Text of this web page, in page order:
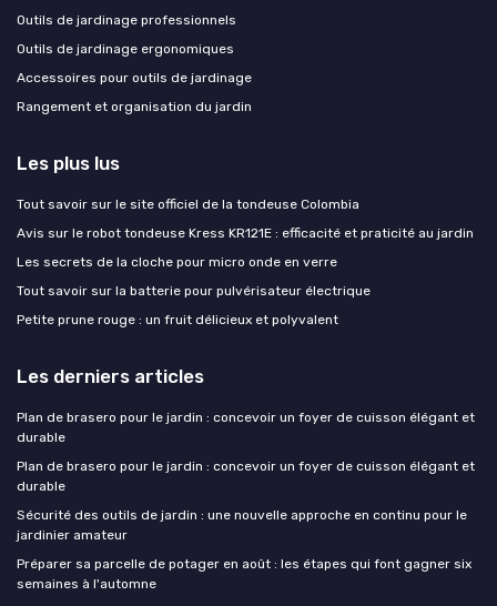
Outils de jardinage professionnels
Outils de jardinage ergonomiques
Accessoires pour outils de jardinage
Rangement et organisation du jardin
Les plus lus
Tout savoir sur le site officiel de la tondeuse Colombia
Avis sur le robot tondeuse Kress KR121E : efficacité et praticité au jardin
Les secrets de la cloche pour micro onde en verre
Tout savoir sur la batterie pour pulvérisateur électrique
Petite prune rouge : un fruit délicieux et polyvalent
Les derniers articles
Plan de brasero pour le jardin : concevoir un foyer de cuisson élégant et
durable
Plan de brasero pour le jardin : concevoir un foyer de cuisson élégant et
durable
Sécurité des outils de jardin : une nouvelle approche en continu pour le
jardinier amateur
Préparer sa parcelle de potager en août : les étapes qui font gagner six
semaines à l'automne